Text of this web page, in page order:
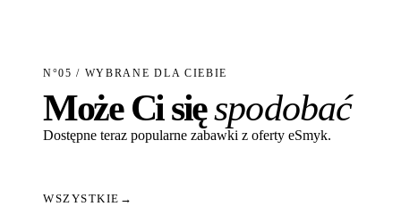
N°05 / WYBRANE DLA CIEBIE
Może Ci sięspodobać
Dostępne teraz popularne zabawki z oferty eSmyk.
WSZYSTKIE →